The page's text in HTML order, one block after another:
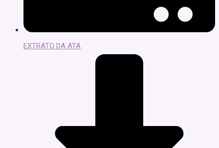
EXTRATO DA ATA